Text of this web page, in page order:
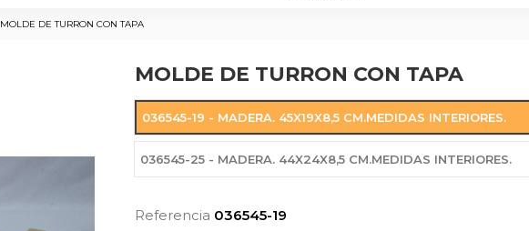
MOLDE DE TURRON CON TAPA
MOLDE DE TURRON CON TAPA
036545-25 - MADERA. 44X24X8,5 CM.MEDIDAS INTERIORES.
036545-19 - MADERA. 45X19X8,5 CM.MEDIDAS INTERIORES.
Referencia 036545-19